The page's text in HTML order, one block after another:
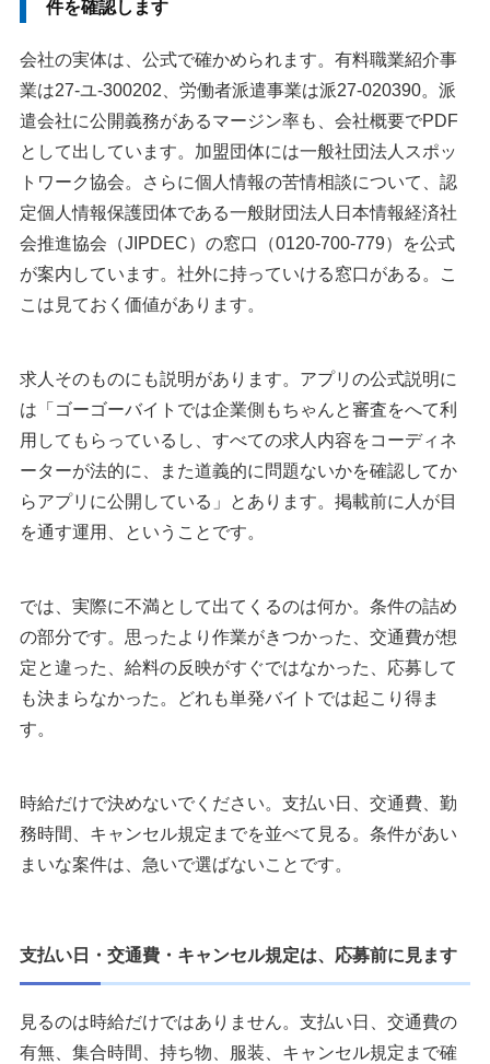
件を確認します
会社の実体は、公式で確かめられます。有料職業紹介事
業は27-ユ-300202、労働者派遣事業は派27-020390。派
遣会社に公開義務があるマージン率も、会社概要でPDF
として出しています。加盟団体には一般社団法人スポッ
トワーク協会。さらに個人情報の苦情相談について、認
定個人情報保護団体である一般財団法人日本情報経済社
会推進協会（JIPDEC）の窓口（0120-700-779）を公式
が案内しています。社外に持っていける窓口がある。こ
こは見ておく価値があります。
求人そのものにも説明があります。アプリの公式説明に
は「ゴーゴーバイトでは企業側もちゃんと審査をへて利
用してもらっているし、すべての求人内容をコーディネ
ーターが法的に、また道義的に問題ないかを確認してか
らアプリに公開している」とあります。掲載前に人が目
を通す運用、ということです。
では、実際に不満として出てくるのは何か。条件の詰め
の部分です。思ったより作業がきつかった、交通費が想
定と違った、給料の反映がすぐではなかった、応募して
も決まらなかった。どれも単発バイトでは起こり得ま
す。
時給だけで決めないでください。支払い日、交通費、勤
務時間、キャンセル規定までを並べて見る。条件があい
まいな案件は、急いで選ばないことです。
支払い日・交通費・キャンセル規定は、応募前に見ます
見るのは時給だけではありません。支払い日、交通費の
有無、集合時間、持ち物、服装、キャンセル規定まで確